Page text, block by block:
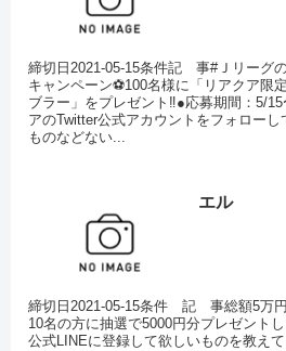
締切日2021-05-15条件記 事#Ｊリーグ
キャンペーン⚽️100名様に「リアクア限
ブラー」をプレゼント‼️●応募期間：5/
アのTwitter公式アカウントをフォロー
ものなどない...
エル
締切日2021-05-15条件 記 事総額5万
10名の方に抽選で5000円分プレゼント
公式LINEに登録して欲しいものを教え